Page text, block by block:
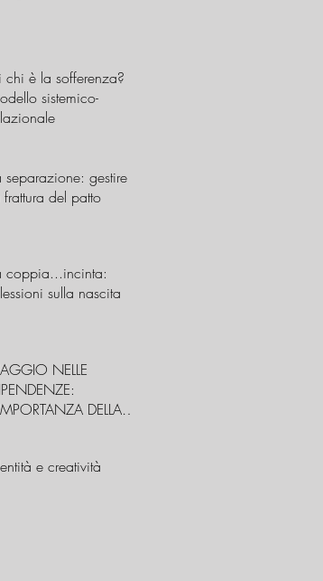
chi è la sofferenza? Il
sistemico-
separazione: gestire
frattura del patto
coppia...incinta:
sulla nascita
NELLE
DELLA
e creatività